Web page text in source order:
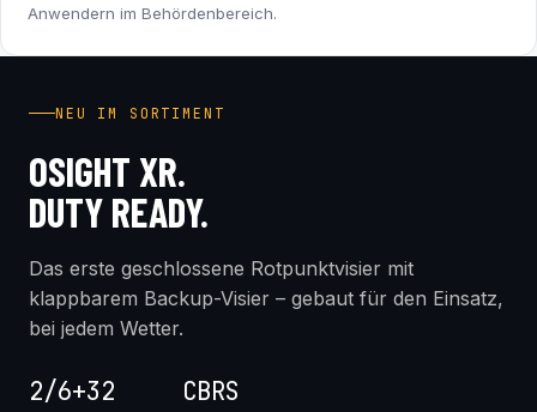
Anwendern im Behördenbereich.
NEU IM SORTIMENT
OSIGHT XR.
DUTY READY.
Das erste geschlossene Rotpunktvisier mit
klappbarem Backup-Visier – gebaut für den Einsatz,
bei jedem Wetter.
2/6+32 CBRS